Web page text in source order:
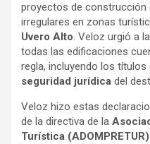
proyectos de construcción
irregulares en zonas
Uvero Alto. Veloz urgió a
todas las edificaciones
regla, incluyendo los
seguridad jurídica del
Veloz hizo estas
de la directiva de la
Turística (ADOMPRETUR)